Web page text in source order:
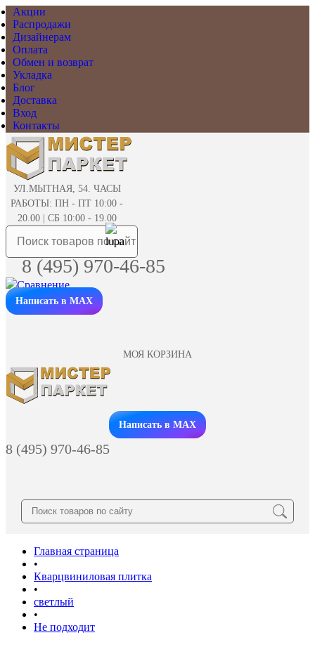
Акции
Распродажи
Дизайнерам
Оплата
Обмен и возврат
Укладка
Блог
Доставка
Вход
Контакты
УЛ.МЫТНАЯ, 54. ЧАСЫ
РАБОТЫ: ПН - ПТ 10:00 -
20.00 | СБ 10:00 - 19.00
8 (495) 970-46-85
Написать в MAX
МОЯ КОРЗИНА
Заказать звонок
Написать в MAX
8 (495) 970-46-85
Главная страница
•
Кварцвиниловая плитка
•
светлый
•
Не подходит